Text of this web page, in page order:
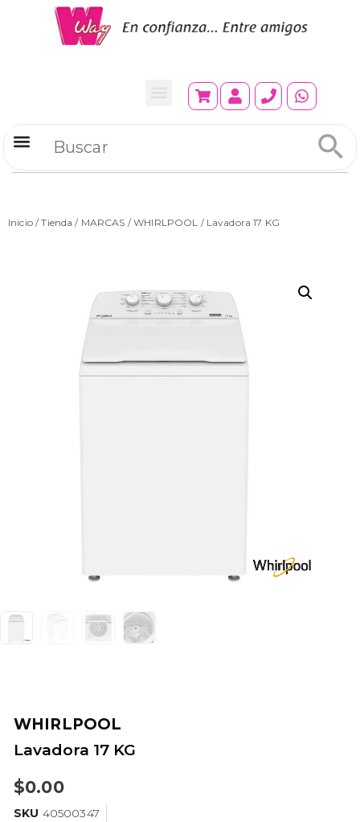
Inicio/Tienda / MARCAS /WHIRLPOOL / Lavadora 17 KG
WHIRLPOOL
Lavadora 17 KG
$0.00
SKU 40500347